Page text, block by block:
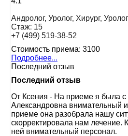
Андролог, Уролог, Хирург,
Стаж: 15
+7 (499) 519-38-52
Стоимость приема: 3100
Подробнее...
Последний отзыв
Последний отзыв
От Ксения - На приеме я была
Александровна внимательный
приеме она разобрала нашу
скорректировала нам лечение.
ней внимательный персонал.